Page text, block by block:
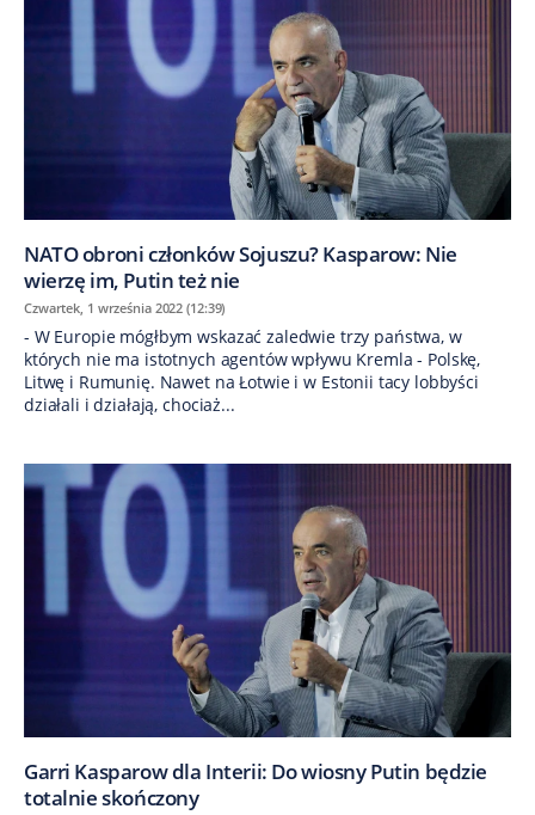
NATO obroni członków Sojuszu? Kasparow: Nie
wierzę im, Putin też nie
Czwartek, 1 września 2022 (12:39)
- W Europie mógłbym wskazać zaledwie trzy państwa, w
których nie ma istotnych agentów wpływu Kremla - Polskę,
Litwę i Rumunię. Nawet na Łotwie i w Estonii tacy lobbyści
działali i działają, chociaż...
Garri Kasparow dla Interii: Do wiosny Putin będzie
totalnie skończony